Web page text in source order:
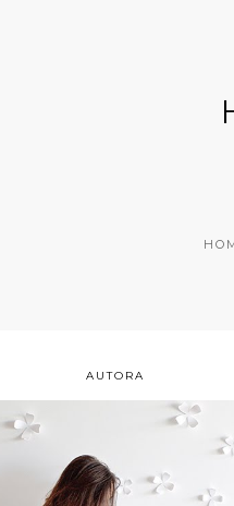
AUTORA